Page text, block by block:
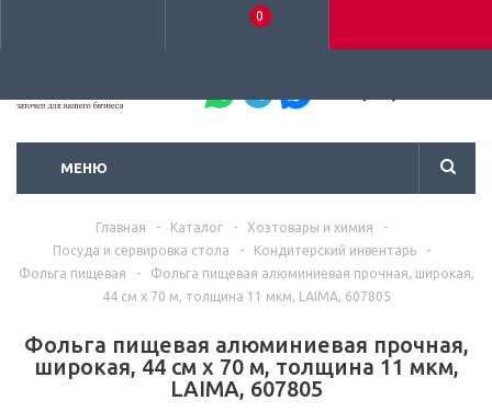
0
МЕНЮ
Главная - Каталог - Хозтовары и химия
-
Посуда и сервировка стола
- Кондитерский инвентарь
-
Фольга пищевая
-
Фольга пищевая алюминиевая прочная, широкая,
44 см х 70 м, толщина 11 мкм, LAIMA, 607805
Фольга пищевая алюминиевая прочная,
широкая, 44 см х 70 м, толщина 11 мкм,
LAIMA, 607805